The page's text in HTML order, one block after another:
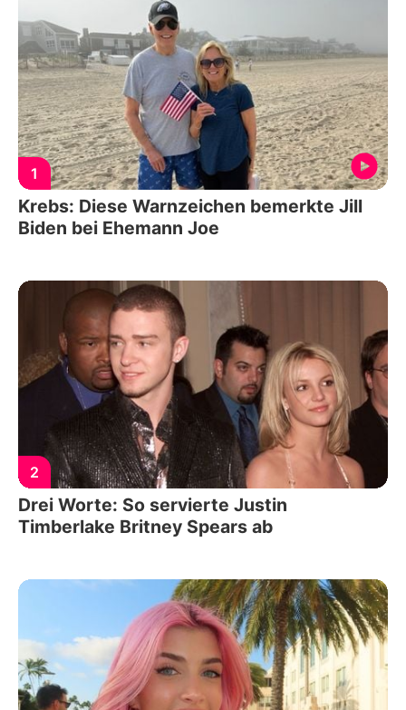
1
Krebs: Diese Warnzeichen bemerkte Jill
Biden bei Ehemann Joe
2
Drei Worte: So servierte Justin
Timberlake Britney Spears ab